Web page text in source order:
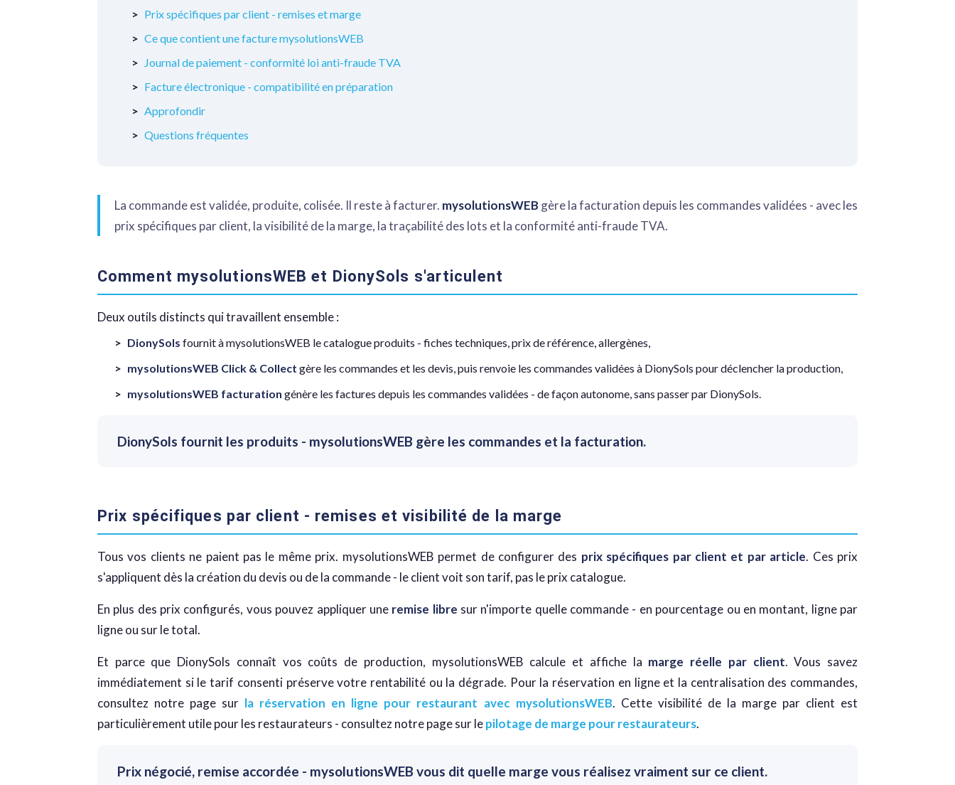
Prix spécifiques par client - remises et marge
Ce que contient une facture mysolutionsWEB
Journal de paiement - conformité loi anti-fraude TVA
Facture électronique - compatibilité en préparation
Approfondir
Questions fréquentes
La commande est validée, produite, colisée. Il reste à facturer. mysolutionsWEB gère la facturation depuis les commandes validées - avec les
prix spécifiques par client, la visibilité de la marge, la traçabilité des lots et la conformité anti-fraude TVA.
Comment mysolutionsWEB et DionySols s'articulent
Deux outils distincts qui travaillent ensemble :
DionySols fournit à mysolutionsWEB le catalogue produits - fiches techniques, prix de référence, allergènes,
mysolutionsWEB Click & Collect gère les commandes et les devis, puis renvoie les commandes validées à DionySols pour déclencher la production,
mysolutionsWEB facturation génère les factures depuis les commandes validées - de façon autonome, sans passer par DionySols.
DionySols fournit les produits - mysolutionsWEB gère les commandes et la facturation.
Prix spécifiques par client - remises et visibilité de la marge
Tous vos clients ne paient pas le même prix. mysolutionsWEB permet de configurer des prix spécifiques par client et par article. Ces prix
s'appliquent dès la création du devis ou de la commande - le client voit son tarif, pas le prix catalogue.
En plus des prix configurés, vous pouvez appliquer une remise libre sur n'importe quelle commande - en pourcentage ou en montant, ligne par
ligne ou sur le total.
Et parce que DionySols connaît vos coûts de production, mysolutionsWEB calcule et affiche la marge réelle par client. Vous savez
immédiatement si le tarif consenti préserve votre rentabilité ou la dégrade. Pour la réservation en ligne et la centralisation des commandes,
consultez notre page sur la réservation en ligne pour restaurant avec mysolutionsWEB. Cette visibilité de la marge par client est
particulièrement utile pour les restaurateurs - consultez notre page sur lepilotage de marge pour restaurateurs.
Prix négocié, remise accordée - mysolutionsWEB vous dit quelle marge vous réalisez vraiment sur ce client.